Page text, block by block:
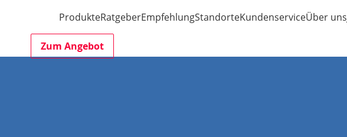
ProdukteRatgeberEmpfehlungStandorteKundenserviceÜber uns
Zum Angebot